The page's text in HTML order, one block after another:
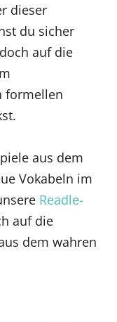
dieser
du sicher
auf die
formellen
aus dem
Vokabeln im
Readle-
auf die
dem wahren